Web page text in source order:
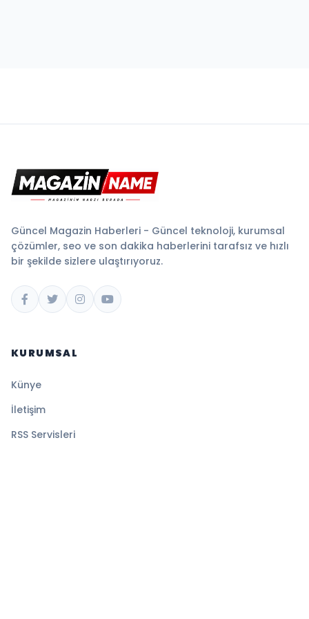
Güncel Magazin Haberleri - Güncel teknoloji, kurumsal
çözümler, seo ve son dakika haberlerini tarafsız ve hızlı
bir şekilde sizlere ulaştırıyoruz.
KURUMSAL
Künye
İletişim
RSS Servisleri